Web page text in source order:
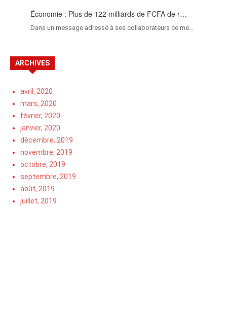
Économie : Plus de 122 milliards de FCFA de r…
Dans un message adressé à ses collaborateurs ce me…
ARCHIVES
avril, 2020
mars, 2020
février, 2020
janvier, 2020
décembre, 2019
novembre, 2019
octobre, 2019
septembre, 2019
août, 2019
juillet, 2019